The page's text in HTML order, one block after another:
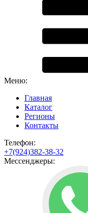
Меню:
Главная
Каталог
Регионы
Контакты
Телефон:
+7(924)382-38-32
Мессенджеры: